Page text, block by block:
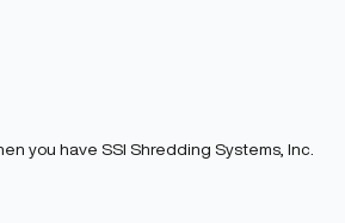
you have SSI Shredding Systems, Inc.